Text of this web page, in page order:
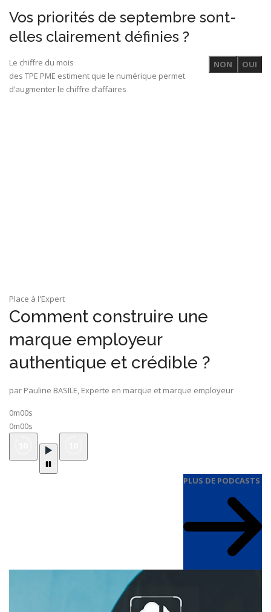
Vos priorités de septembre sont-
elles clairement définies ?
OUI
NON
Le chiffre du mois
des TPE PME estiment que le numérique permet
d’augmenter le chiffre d’affaires
Place à l'Expert
Comment construire une
marque employeur
authentique et crédible ?
par Pauline BASILE, Experte en marque et marque employeur
0m00s
0m00s
PLUS DE PODCASTS